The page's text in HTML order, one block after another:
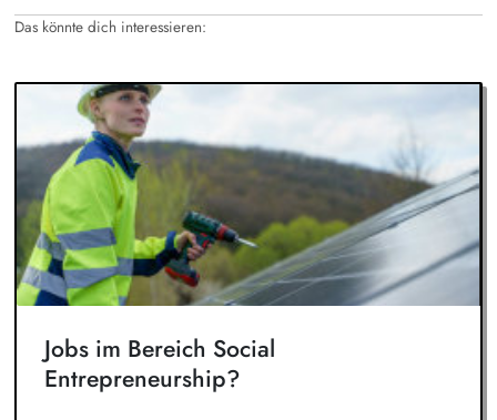
Das könnte dich interessieren:
Jobs im Bereich Social
Entrepreneurship?